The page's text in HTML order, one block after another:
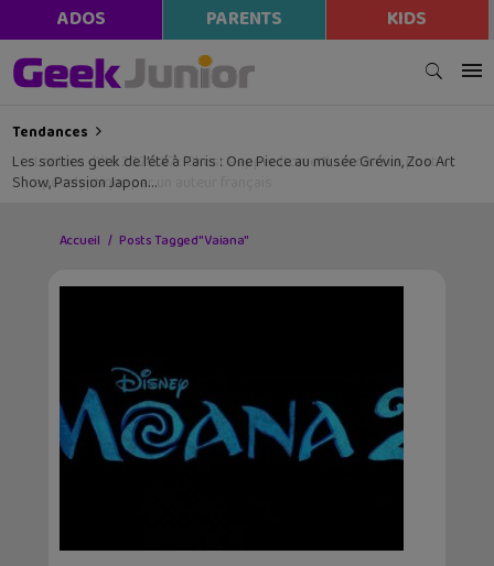
ADOS PARENTS KIDS
Tendances
Les sorties geek de l’été à Paris : One Piece au musée Grévin, Zoo Art
Show, Passion Japon…
Accueil Posts Tagged "Vaiana"